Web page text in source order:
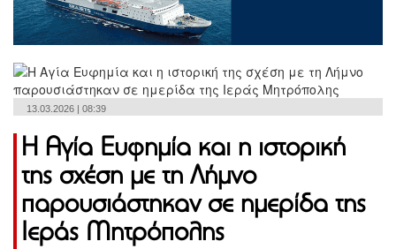
13.03.2026 | 08:39
Η Αγία Ευφημία και η ιστορική
της σχέση με τη Λήμνο
παρουσιάστηκαν σε ημερίδα της
Ιεράς Μητρόπολης